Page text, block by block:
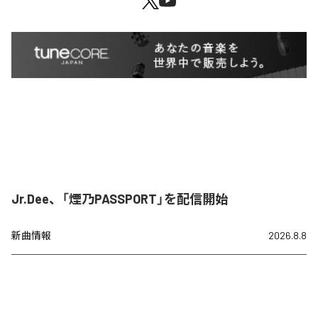
Jr.Dee、「煙乃PASSPORT」を配信開始
新曲情報 2026.8.8